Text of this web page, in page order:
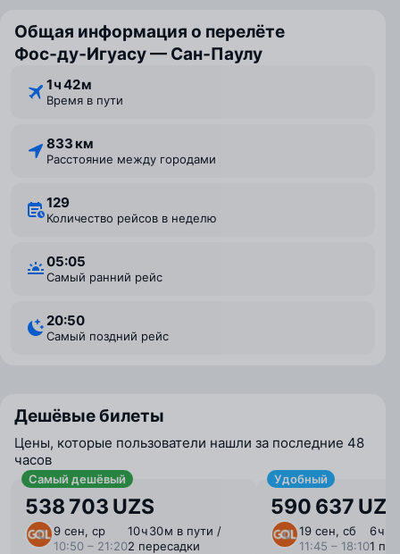
Общая информация о перелёте
Фос‑ду‑Игуасу — Сан‑Паулу
1 ⁠ч 42 ⁠м
Время в пути
833 км
Расстояние между городами
129
Количество рейсов в неделю
05:05
Самый ранний рейс
20:50
Самый поздний рейс
Дешёвые билеты
Цены, которые пользователи нашли за последние 48
часов
Самый дешёвый
538 703 UZS
9 сен, ср
10:50 – 21:20
10 ⁠ч 30 ⁠м в пути /
2 пересадки
Удобный
590 637 UZS
19 сен, сб
11:45 – 18:10
6 ⁠ч
1